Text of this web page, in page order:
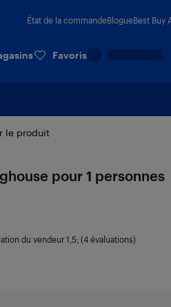
État de la commandeBlogueBest Buy
Favoris
le produit
pour 1 personnes
du vendeur 1,5; (4 évaluations)